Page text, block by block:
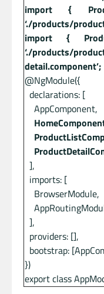
import {
‘./products/
import {
‘./products/
detail.component’;
@NgModule({
declarations: [
AppComponent,
],
imports: [
BrowserModule,
],
providers: [],
bootstrap:
})
export class